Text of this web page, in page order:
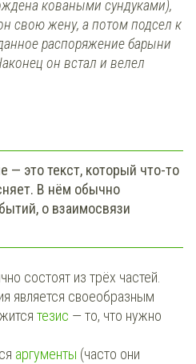
коваными сундуками),
свою жену, а потом подсел к
распоряжение барыни
он встал и велел
— это текст, который что-то
В нём обычно
о взаимосвязи
состоят из трёх частей.
является своеобразным
тезис — то, что нужно
аргументы (часто они